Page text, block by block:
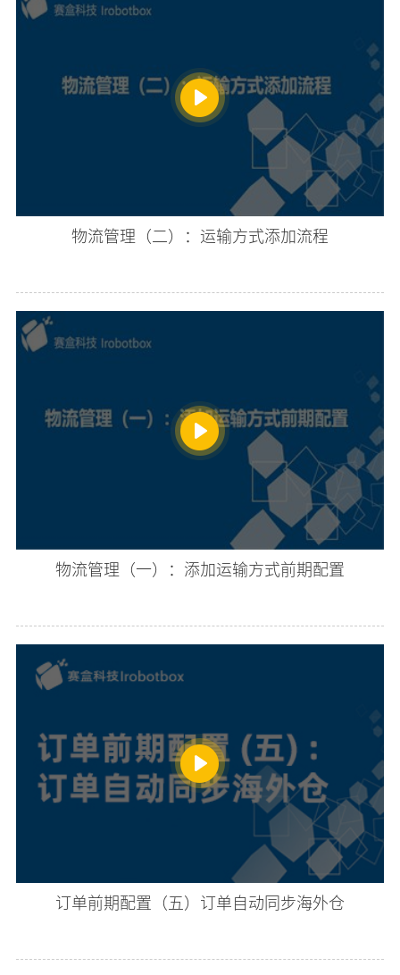
物流管理（二）：运输方式添加流程
物流管理（一）：添加运输方式前期配置
订单前期配置（五）订单自动同步海外仓